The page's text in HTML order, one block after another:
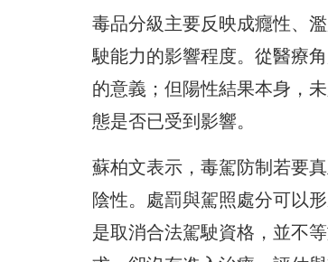
毒品分級主要反映成癮性、
駛能力的影響程度。從醫療
的意義；但陽性結果本身，
態是否已受到影響。
蘇柏文表示，毒駕防制若要
陰性。處罰與駕照處分可以
是取消合法駕駛資格，並不